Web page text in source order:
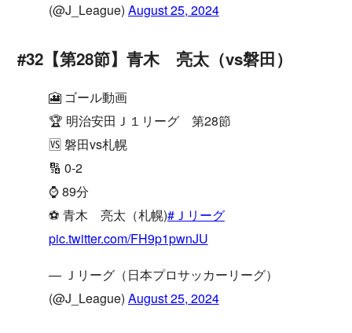
(@J_League) August 25, 2024
#32【第28節】青木 亮太（vs磐田）
🎦 ゴール動画
🏆 明治安田Ｊ１リーグ 第28節
🆚 磐田vs札幌
🔢 0-2
⌚️ 89分
⚽️ 青木 亮太（札幌)#Ｊリーグ
pic.twitter.com/FH9p1pwnJU
— Ｊリーグ（日本プロサッカーリーグ）
(@J_League) August 25, 2024